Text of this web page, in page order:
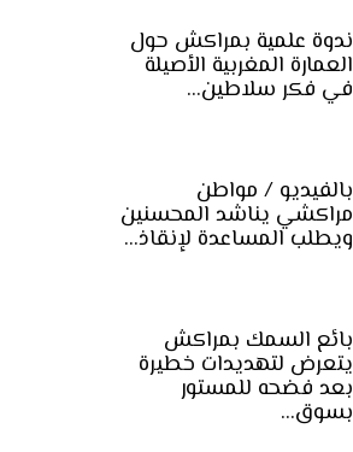
ندوة علمية بمراكش حول
العمارة المغربية الأصيلة
في فكر سلاطين…
بالفيديو / مواطن
مراكشي يناشد المحسنين
ويطلب المساعدة لإنقاذ…
بائع السمك بمراكش
يتعرض لتهديدات خطيرة
بعد فضحه للمستور
بسوق…